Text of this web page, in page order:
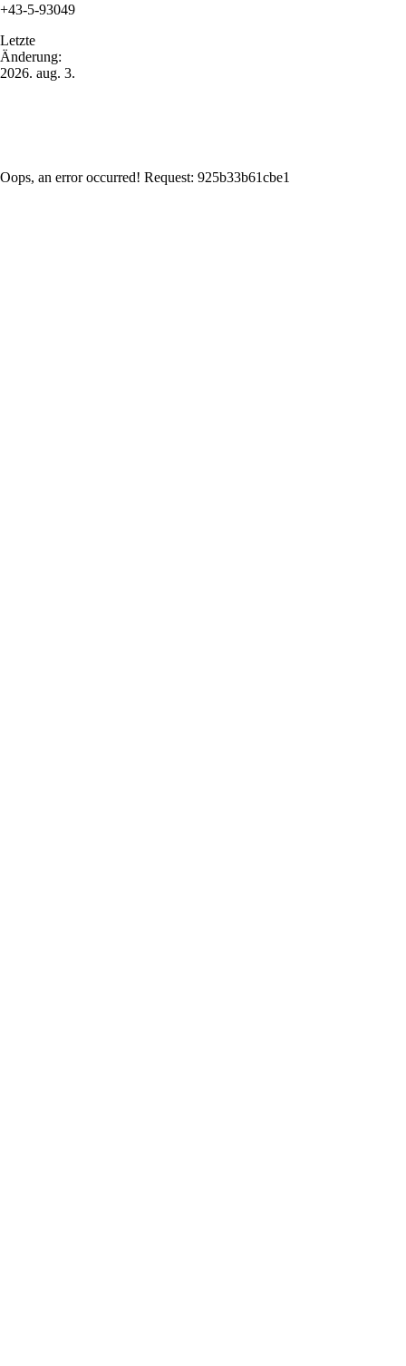
+43-5-93049
Letzte
Änderung:
2026. aug. 3.
Oops, an error occurred! Request: 925b33b61cbe1